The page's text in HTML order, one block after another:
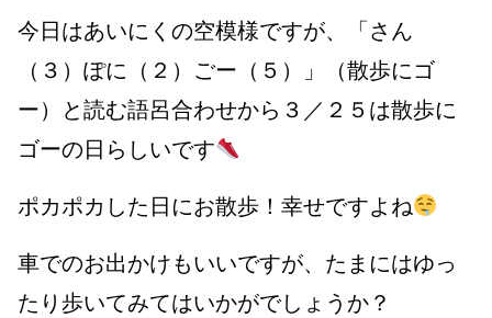
今日はあいにくの空模様ですが、「さん
（３）ぽに（２）ごー（５）」（散歩にゴ
ー）と読む語呂合わせから３／２５は散歩に
ゴーの日らしいです
ポカポカした日にお散歩！幸せですよね
車でのお出かけもいいですが、たまにはゆっ
たり歩いてみてはいかがでしょうか？